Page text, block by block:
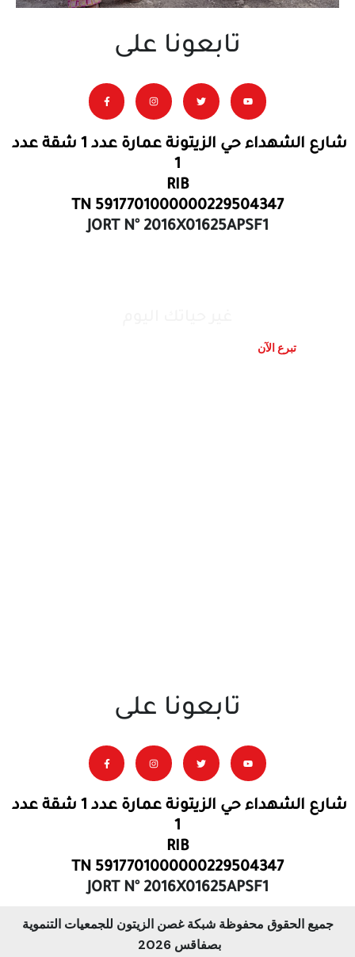
تابعونا على
شارع الشهداء حي الزيتونة عمارة عدد 1 شقة عدد
1
RIB
TN 5917701000000229504347
JORT N° 2016X01625APSF1
تبرع الآن
تابعونا على
شارع الشهداء حي الزيتونة عمارة عدد 1 شقة عدد
1
RIB
TN 5917701000000229504347
JORT N° 2016X01625APSF1
جميع الحقوق محفوظة شبكة غصن الزيتون للجمعيات التنموية
بصفاقس 2026